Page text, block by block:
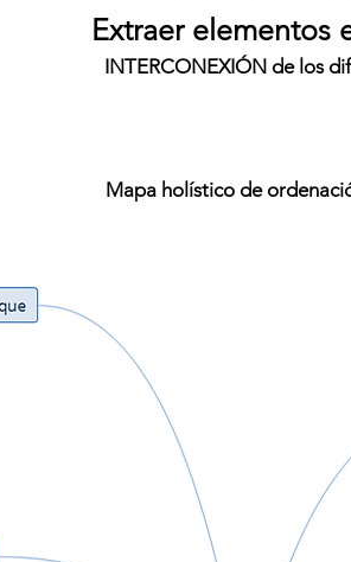
Extraer elementos
INTERCONEXIÓN de los
Mapa holístico de